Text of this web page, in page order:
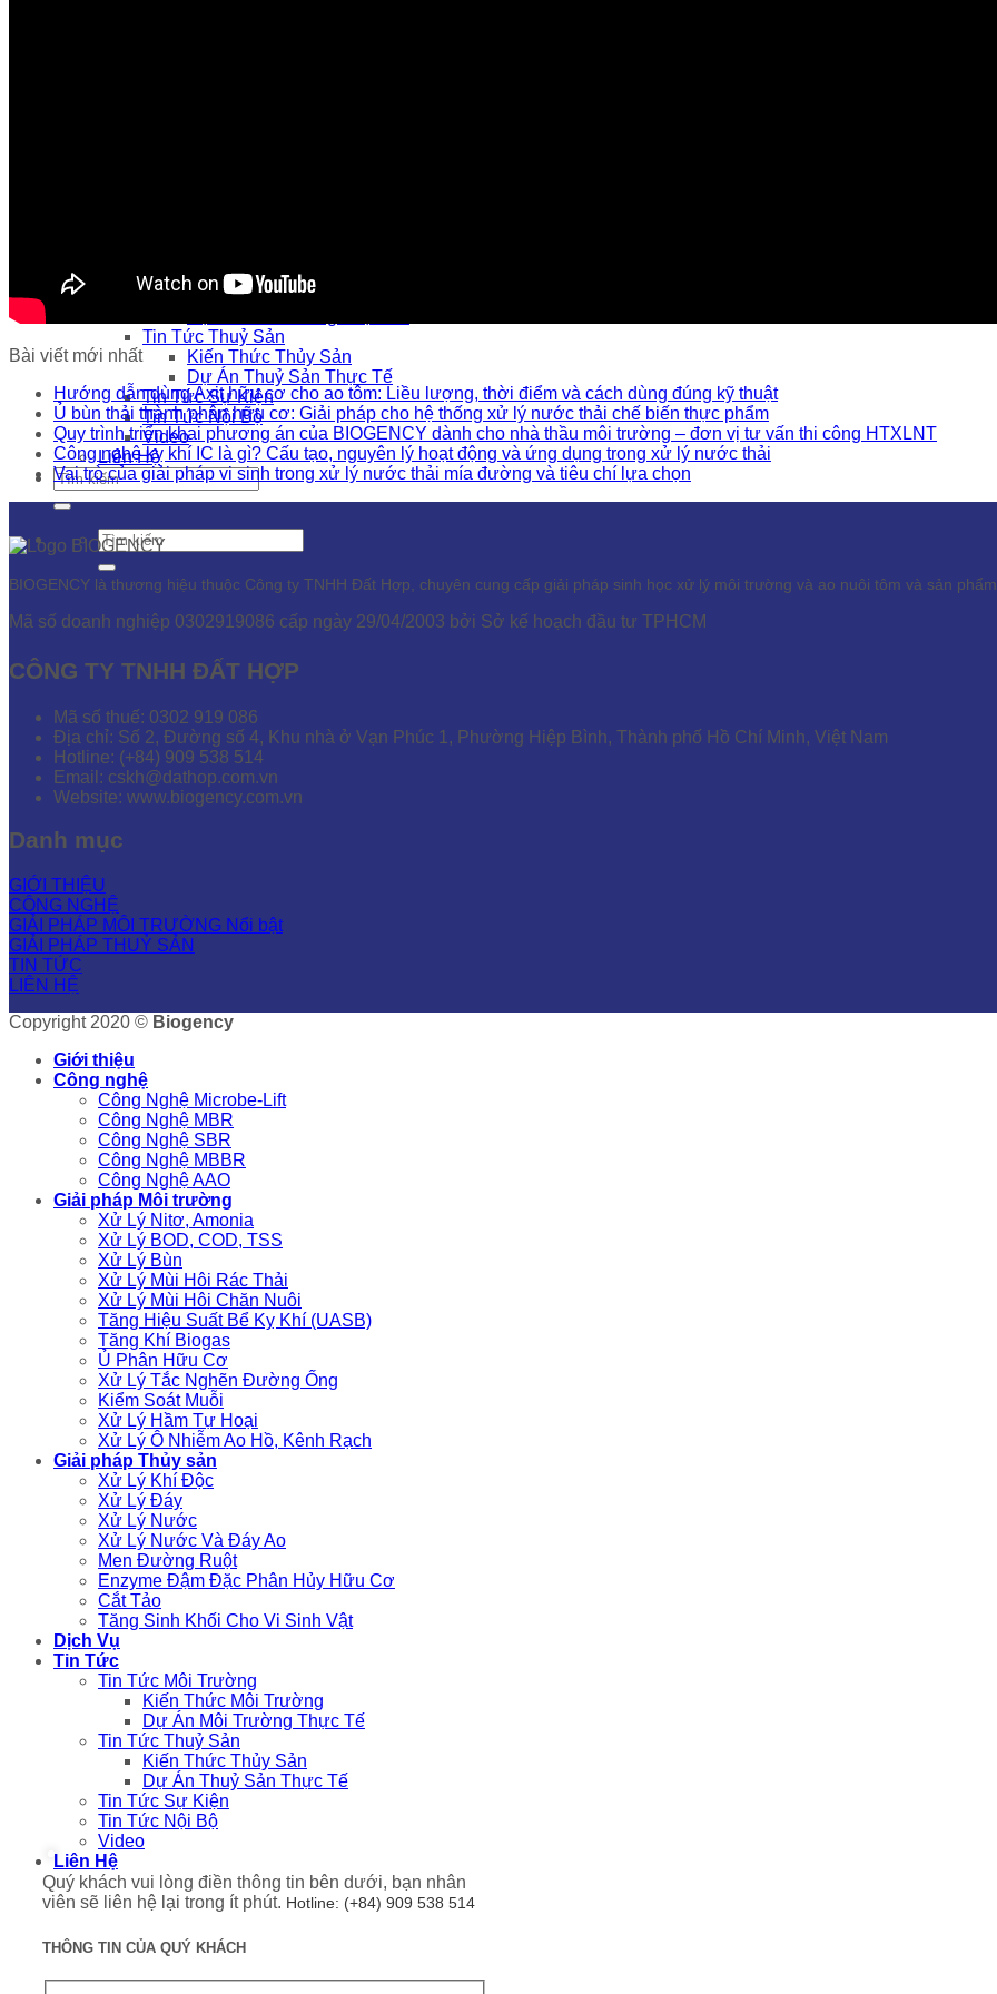
Tin Tức Môi Trường
Kiến Thức Môi Trường
Tin Tức Thuỷ Sản
Kiến Thức Thủy Sản
Dự Án Thuỷ Sản Thực Tế
Tin Tức Sự Kiện
Tin Tức Nội Bộ
Video
Liên Hệ
Bài viết mới nhất
Hướng dẫn dùng Axit hữu cơ cho ao tôm: Liều lượng, thời điểm và cách dùng đúng kỹ thuật
Ủ bùn thải thành phân hữu cơ: Giải pháp cho hệ thống xử lý nước thải chế biến thực phẩm
Quy trình triển khai phương án của BIOGENCY dành cho nhà thầu môi trường – đơn vị tư vấn thi công HTXLNT
Công nghệ kỵ khí IC là gì? Cấu tạo, nguyên lý hoạt động và ứng dụng trong xử lý nước thải
Vai trò của giải pháp vi sinh trong xử lý nước thải mía đường và tiêu chí lựa chọn
BIOGENCY là thương hiệu thuộc Công ty TNHH Đất Hợp, chuyên cung cấp giải pháp sinh học xử lý môi trường và ao nuôi tôm và sản
Mã số doanh nghiệp 0302919086 cấp ngày 29/04/2003 bởi Sở kế hoạch đầu tư TPHCM
CÔNG TY TNHH ĐẤT HỢP
Mã số thuế: 0302 919 086
Địa chỉ: Số 2, Đường số 4, Khu nhà ở Vạn Phúc 1, Phường Hiệp Bình, Thành phố Hồ Chí Minh, Việt Nam
Hotline: (+84) 909 538 514
Email: cskh@dathop.com.vn
Website: www.biogency.com.vn
Danh mục
GIỚI THIỆU
CÔNG NGHỆ
GIẢI PHÁP MÔI TRƯỜNG
GIẢI PHÁP THUỶ SẢN
TIN TỨC
LIÊN HỆ
Copyright 2020 © Biogency
Giới thiệu
Công nghệ
Công Nghệ Microbe-Lift
Công Nghệ MBR
Công Nghệ SBR
Công Nghệ MBBR
Công Nghệ AAO
Giải pháp Môi trường
Xử Lý Nitơ, Amonia
Xử Lý BOD, COD, TSS
Xử Lý Bùn
Xử Lý Mùi Hôi Rác Thải
Xử Lý Mùi Hôi Chăn Nuôi
Tăng Hiệu Suất Bể Kỵ Khí (UASB)
Tăng Khí Biogas
Ủ Phân Hữu Cơ
Xử Lý Tắc Nghẽn Đường Ống
Kiểm Soát Muỗi
Xử Lý Hầm Tự Hoại
Xử Lý Ô Nhiễm Ao Hồ, Kênh Rạch
Giải pháp Thủy sản
Xử Lý Khí Độc
Xử Lý Đáy
Xử Lý Nước
Xử Lý Nước Và Đáy Ao
Men Đường Ruột
Enzyme Đậm Đặc Phân Hủy Hữu Cơ
Cắt Tảo
Tăng Sinh Khối Cho Vi Sinh Vật
Dịch Vụ
Tin Tức
Tin Tức Môi Trường
Kiến Thức Môi Trường
Dự Án Môi Trường Thực Tế
Tin Tức Thuỷ Sản
Kiến Thức Thủy Sản
Dự Án Thuỷ Sản Thực Tế
Tin Tức Sự Kiện
Tin Tức Nội Bộ
Video
Liên Hệ
Quý khách vui lòng điền thông tin bên dưới, bạn nhân
viên sẽ liên hệ lại trong ít phút. Hotline: (+84) 909 538 514
THÔNG TIN CỦA QUÝ KHÁCH